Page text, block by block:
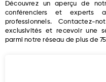
Découvrez un aperçu de
conférenciers et experts
professionnels.
exclusivités et recevoir une
parmi notre réseau de plus de